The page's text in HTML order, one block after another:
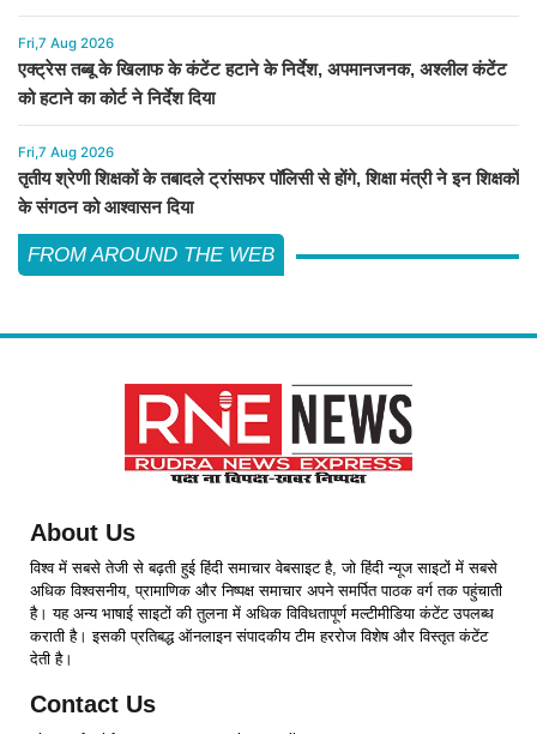
Fri,7 Aug 2026
एक्ट्रेस तब्बू के खिलाफ के कंटेंट हटाने के निर्देश, अपमानजनक, अश्लील कंटेंट
को हटाने का कोर्ट ने निर्देश दिया
Fri,7 Aug 2026
तृतीय श्रेणी शिक्षकों के तबादले ट्रांसफर पॉलिसी से होंगे, शिक्षा मंत्री ने इन शिक्षकों
के संगठन को आश्वासन दिया
FROM AROUND THE WEB
About Us
विश्व में सबसे तेजी से बढ़ती हुई हिंदी समाचार वेबसाइट है, जो हिंदी न्यूज साइटों में सबसे
अधिक विश्वसनीय, प्रामाणिक और निष्पक्ष समाचार अपने समर्पित पाठक वर्ग तक पहुंचाती
है। यह अन्य भाषाई साइटों की तुलना में अधिक विविधतापूर्ण मल्टीमीडिया कंटेंट उपलब्ध
कराती है। इसकी प्रतिबद्ध ऑनलाइन संपादकीय टीम हररोज विशेष और विस्तृत कंटेंट
देती है।
Contact Us